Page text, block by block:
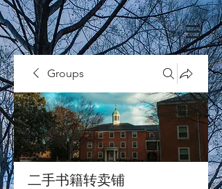
Groups
二手书籍转卖铺